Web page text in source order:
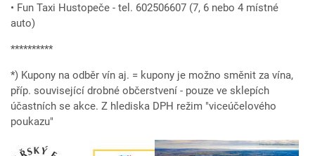
• Fun Taxi Hustopeče - tel. 602506607 (7, 6 nebo 4 místné
auto)
**********
*) Kupony na odběr vín aj. = kupony je možno směnit za vína,
příp. související drobné občerstvení - pouze ve sklepích
účastních se akce. Z hlediska DPH režim "viceúčelového
poukazu"